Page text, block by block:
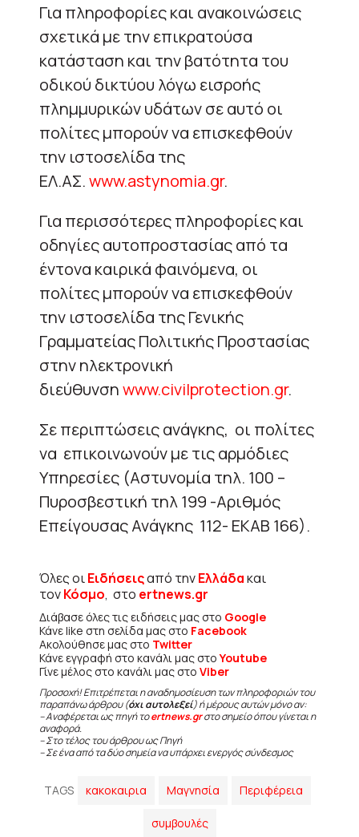
Για πληροφορίες και ανακοινώσεις
σχετικά με την επικρατούσα
κατάσταση και την βατότητα του
οδικού δικτύου λόγω εισροής
πλημμυρικών υδάτων σε αυτό οι
πολίτες μπορούν να επισκεφθούν
την ιστοσελίδα της
ΕΛ.ΑΣ.www.astynomia.gr.
Για περισσότερες πληροφορίες και
οδηγίες αυτοπροστασίας από τα
έντονα καιρικά φαινόμενα, οι
πολίτες μπορούν να επισκεφθούν
την ιστοσελίδα της Γενικής
Γραμματείας Πολιτικής Προστασίας
στην ηλεκτρονική
διεύθυνσηwww.civilprotection.gr.
Σε περιπτώσεις ανάγκης, οι πολίτες
να επικοινωνούν με τις αρμόδιες
Υπηρεσίες (Αστυνομία τηλ. 100 –
Πυροσβεστική τηλ 199 -Αριθμός
Επείγουσας Ανάγκης 112- ΕΚΑΒ 166).
Όλες οιΕιδήσειςαπό τηνΕλλάδακαι
τονΚόσμο, στο ertnews.gr
Διάβασε όλες τις ειδήσεις μας στο Google
Κάνε like στη σελίδα μας στο Facebook
Ακολούθησε μας στο Twitter
Κάνε εγγραφή στο κανάλι μας στοYoutube
Γίνε μέλος στο κανάλι μας στο Viber
Προσοχή! Επιτρέπεται η αναδημοσίευση των πληροφοριών του
παραπάνω άρθρου (όχι αυτολεξεί) ή μέρους αυτών μόνο αν:
– Αναφέρεται ως πηγή τοertnews.grστο σημείο όπου γίνεται η
αναφορά.
– Στο τέλος του άρθρου ως Πηγή
– Σε ένα από τα δύο σημεία να υπάρχει ενεργός σύνδεσμος
TAGS κακοκαιρια Μαγνησία Περιφέρεια
συμβουλές